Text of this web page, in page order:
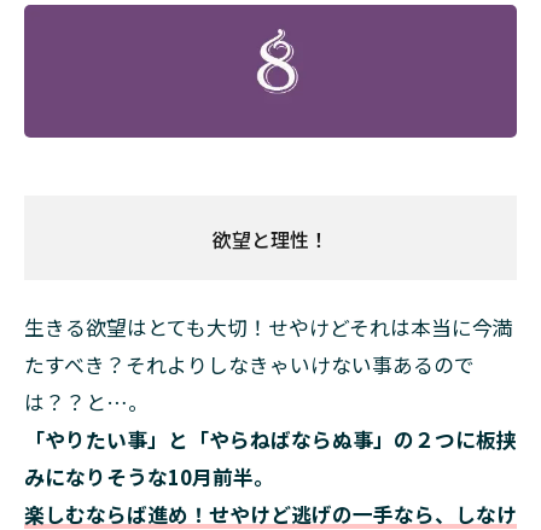
欲望と理性！
生きる欲望はとても大切！せやけどそれは本当に今満
たすべき？それよりしなきゃいけない事あるので
は？？と…。
「やりたい事」と「やらねばならぬ事」の２つに板挟
みになりそうな10月前半。
楽しむならば進め！せやけど逃げの一手なら、しなけ